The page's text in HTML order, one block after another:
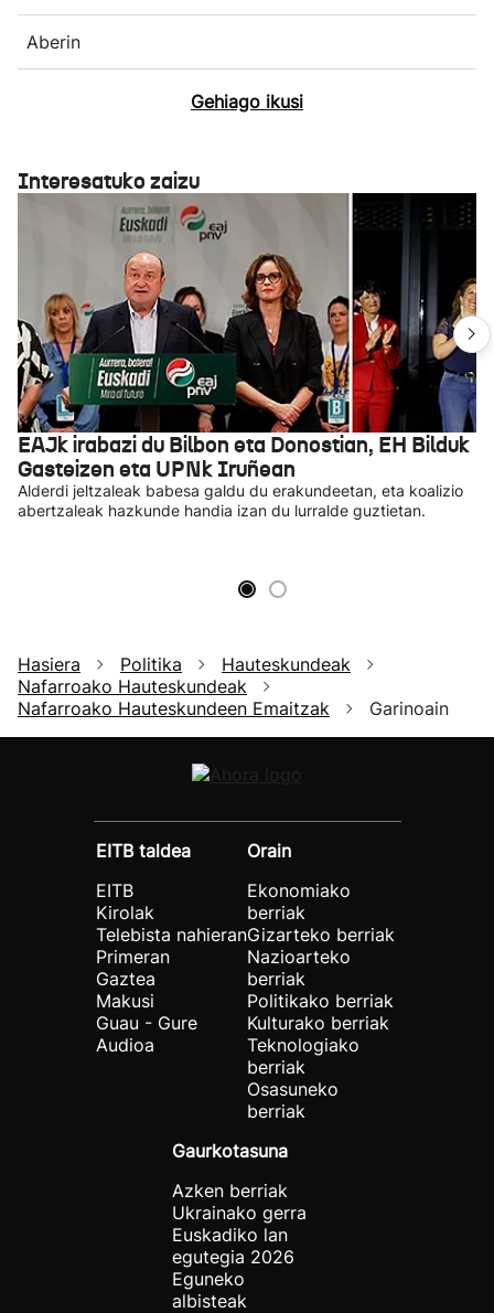
Aberin
Gehiago ikusi
Interesatuko zaizu
EAJk irabazi du Bilbon eta Donostian, EH Bilduk
Gasteizen eta UPNk Iruñean
Alderdi jeltzaleak babesa galdu du erakundeetan, eta koalizio
abertzaleak hazkunde handia izan du lurralde guztietan.
Hasiera Politika
Hauteskundeak
Nafarroako Hauteskundeak
Nafarroako Hauteskundeen Emaitzak
Garinoain
EITB taldea
EITB
Kirolak
Telebista nahieran
Primeran
Gaztea
Makusi
Guau - Gure
Audioa
Orain
Ekonomiako
berriak
Gizarteko berriak
Nazioarteko
berriak
Politikako berriak
Kulturako berriak
Teknologiako
berriak
Osasuneko
berriak
Gaurkotasuna
Azken berriak
Ukrainako gerra
Euskadiko lan
egutegia 2026
Eguneko
albisteak